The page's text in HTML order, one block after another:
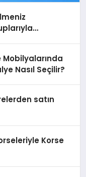
Nasıl Seçilir?
satın
Korse